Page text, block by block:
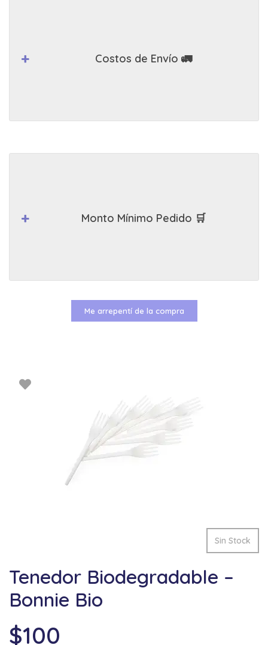
Sin Stock
Tenedor Biodegradable –
Bonnie Bio
$100
Costos de Envío 🚛
Monto Mínimo Pedido 🛒
Me arrepentí de la compra